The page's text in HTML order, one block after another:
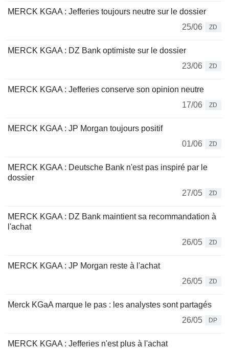
MERCK KGAA : Jefferies toujours neutre sur le dossier
25/06
ZD
MERCK KGAA : DZ Bank optimiste sur le dossier
23/06
ZD
MERCK KGAA : Jefferies conserve son opinion neutre
17/06
ZD
MERCK KGAA : JP Morgan toujours positif
01/06
ZD
MERCK KGAA : Deutsche Bank n'est pas inspiré par le
dossier
27/05
ZD
MERCK KGAA : DZ Bank maintient sa recommandation à
l'achat
26/05
ZD
MERCK KGAA : JP Morgan reste à l'achat
26/05
ZD
Merck KGaA marque le pas : les analystes sont partagés
26/05
DP
MERCK KGAA : Jefferies n'est plus à l'achat